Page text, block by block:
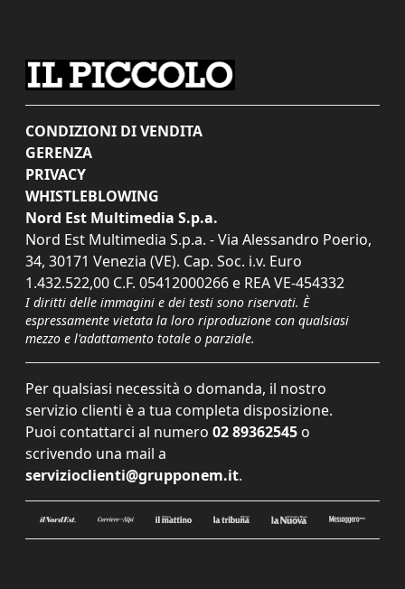
CONDIZIONI DI VENDITA
GERENZA
PRIVACY
WHISTLEBLOWING
Nord Est Multimedia S.p.a.
Nord Est Multimedia S.p.a. - Via Alessandro Poerio,
34, 30171 Venezia (VE). Cap. Soc. i.v. Euro
1.432.522,00 C.F. 05412000266 e REA VE-454332
I diritti delle immagini e dei testi sono riservati. È
espressamente vietata la loro riproduzione con qualsiasi
mezzo e l'adattamento totale o parziale.
Per qualsiasi necessità o domanda, il nostro
servizio clienti è a tua completa disposizione.
Puoi contattarci al numero 02 89362545 o
scrivendo una mail a
servizioclienti@grupponem.it.